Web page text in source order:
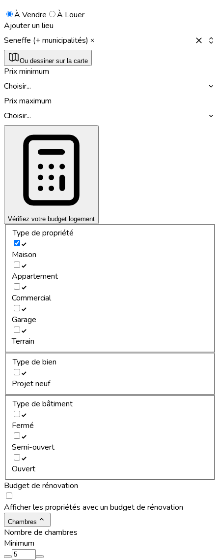
À Vendre
À Louer
Ajouter un lieu
Seneffe (+ municipalités)
Ou dessiner sur la carte
Prix minimum
Choisir...
Prix maximum
Choisir...
Vérifiez votre budget logement
Type de propriété
Maison
Appartement
Commercial
Garage
Terrain
Type de bien
Projet neuf
Type de bâtiment
Fermé
Semi-ouvert
Ouvert
Budget de rénovation
Afficher les propriétés avec un budget de rénovation
Chambres
Nombre de chambres
Minimum